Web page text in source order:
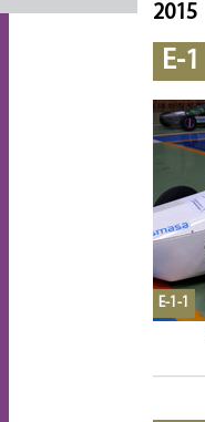
2015
E-1
E-1-1